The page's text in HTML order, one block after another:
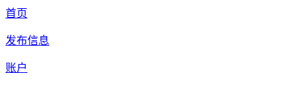
首页
发布信息
账户